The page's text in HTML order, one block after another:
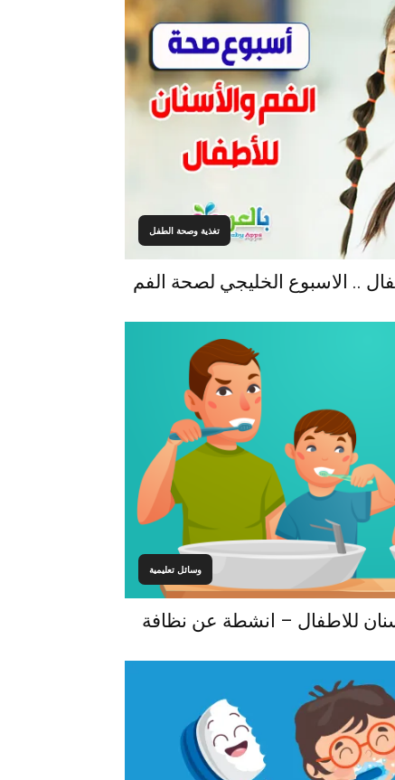
تغذية وصحة الطفل
.. الاسبوع الخليجي لصحة الفم
وسائل تعليمية
للاطفال – انشطة عن نظافة